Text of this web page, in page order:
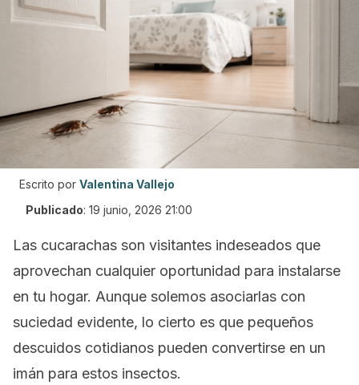
Escrito por Valentina Vallejo
Publicado: 19 junio, 2026 21:00
Las cucarachas son visitantes indeseados que
aprovechan cualquier oportunidad para instalarse
en tu hogar. Aunque solemos asociarlas con
suciedad evidente, lo cierto es que pequeños
descuidos cotidianos pueden convertirse en un
imán para estos insectos.